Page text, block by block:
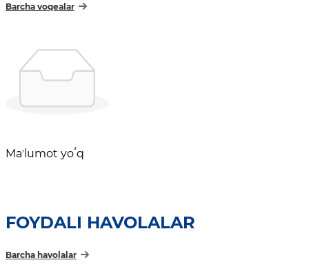
Barcha voqealar
Maʼlumot yoʻq
FOYDALI HAVOLALAR
Barcha havolalar